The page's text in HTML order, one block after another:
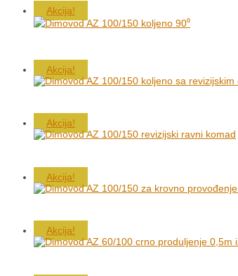
Akcija!
Akcija!
Akcija!
Akcija!
Akcija!